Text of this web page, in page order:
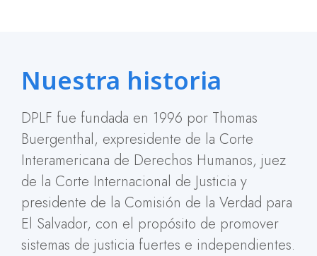
Nuestra historia
DPLF fue fundada en 1996 por Thomas
Buergenthal, expresidente de la Corte
Interamericana de Derechos Humanos, juez
de la Corte Internacional de Justicia y
presidente de la Comisión de la Verdad para
El Salvador, con el propósito de promover
sistemas de justicia fuertes e independientes.